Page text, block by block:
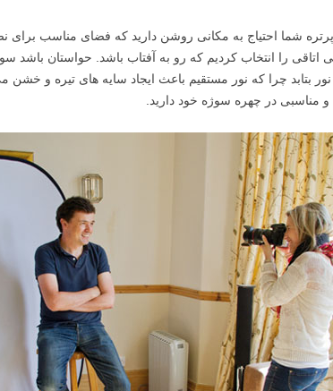
شما احتیاج به مکانی روشن دارید که فضای مناسب برای
اتاقی را انتخاب کردیم که رو به آفتاب باشد. حواستان باشد
نور بتابد چرا که نور مستقیم باعث ایجاد سایه های تیره و
و مناسبی در چهره سوژه خود دارید.